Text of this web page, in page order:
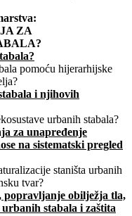
ZA
pomoću hijerarhijske
i njihovih
urbanih stabala?
za unapređenje
na sistematski pregled
staništa urbanih
tvar?
popravljanje obilježja tla,
stabala i zaštita